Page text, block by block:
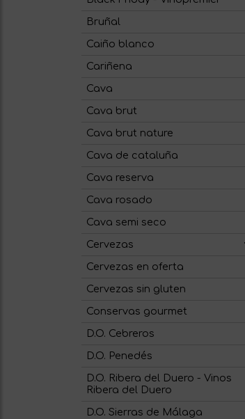
Bruñal
Caiño blanco
Cariñena
Cava
Cava brut
Cava brut nature
Cava de cataluña
Cava reserva
Cava rosado
Cava semi seco
Cervezas
Cervezas en oferta
Cervezas sin gluten
Conservas gourmet
D.O. Cebreros
D.O. Penedés
D.O. Ribera del Duero - Vinos
Ribera del Duero
D.O. Sierras de Málaga